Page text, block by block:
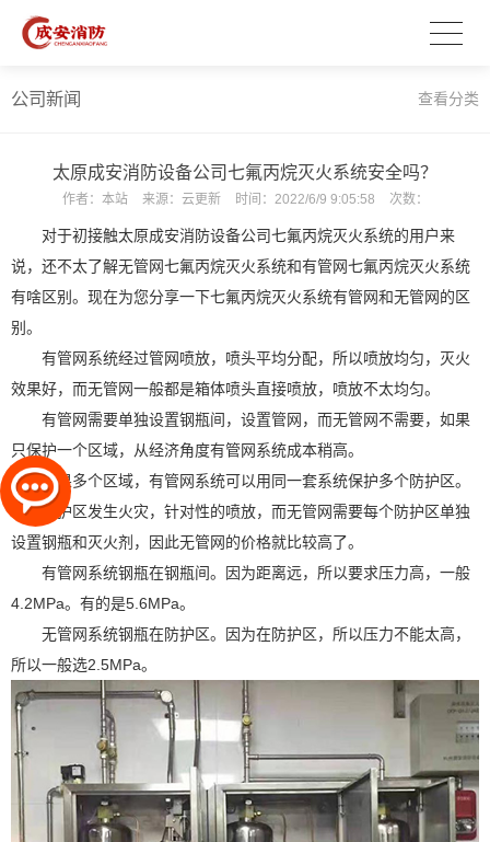
公司新闻 查看分类
太原成安消防设备公司七氟丙烷灭火系统安全吗？
作者： 本站 来源： 云更新 时间： 2022/6/9 9:05:58 次数：
对于初接触太原成安消防设备公司七氟丙烷灭火系统的用户来
说，还不太了解无管网七氟丙烷灭火系统和有管网七氟丙烷灭火系统
有啥区别。现在为您分享一下七氟丙烷灭火系统有管网和无管网的区
别。
有管网系统经过管网喷放，喷头平均分配，所以喷放均匀，灭火
效果好，而无管网一般都是箱体喷头直接喷放，喷放不太均匀。
有管网需要单独设置钢瓶间 ，设置管网，而无管网不需要，如果
只保护一个区域，从经济角度有管网系统成本稍高。
如果多个区域，有管网系统可以用同一套系统保护多个防护区。
不同防护区发生火灾，针对性的喷放，而无管网需要每个防护区单独
设置钢瓶和灭火剂，因此无管网的价格就比较高了。
有管网系统钢瓶在钢瓶间。因为距离远，所以要求压力高，一般
4.2MPa。有的是5.6MPa。
无管网系统钢瓶在防护区。因为在防护区，所以压力不能太高，
所以一般选2.5MPa。